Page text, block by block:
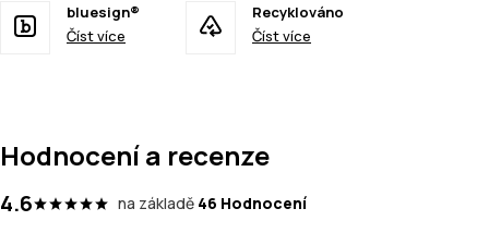
bluesign®
Číst více
Recyklováno
Číst více
Hodnocení a recenze
4.6 na základě 46 Hodnocení